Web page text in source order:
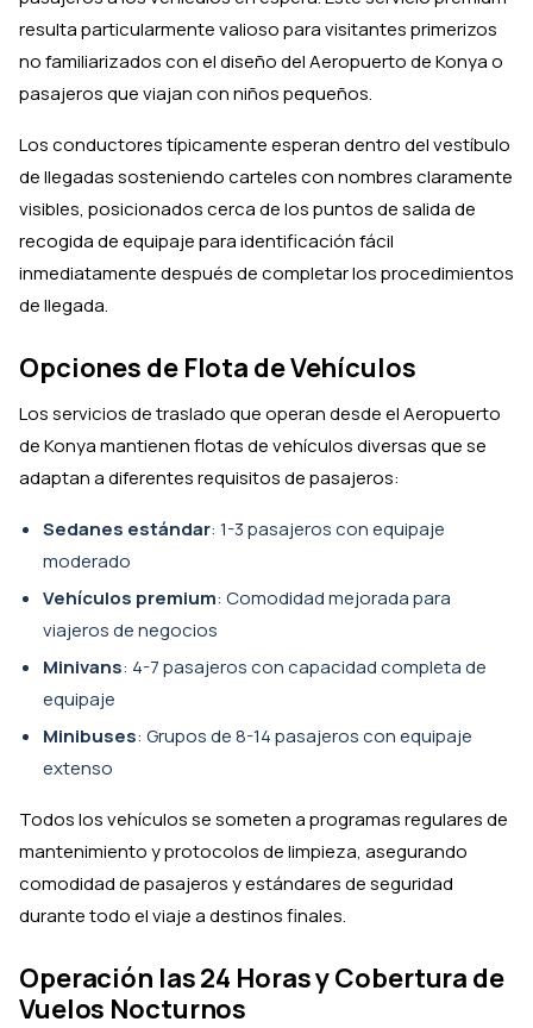
resulta particularmente valioso para visitantes primerizos
no familiarizados con el diseño del Aeropuerto de Konya o
pasajeros que viajan con niños pequeños.
Los conductores típicamente esperan dentro del vestíbulo
de llegadas sosteniendo carteles con nombres claramente
visibles, posicionados cerca de los puntos de salida de
recogida de equipaje para identificación fácil
inmediatamente después de completar los procedimientos
de llegada.
Opciones de Flota de Vehículos
Los servicios de traslado que operan desde el Aeropuerto
de Konya mantienen flotas de vehículos diversas que se
adaptan a diferentes requisitos de pasajeros:
Sedanes estándar: 1-3 pasajeros con equipaje
moderado
Vehículos premium: Comodidad mejorada para
viajeros de negocios
Minivans: 4-7 pasajeros con capacidad completa de
equipaje
Minibuses: Grupos de 8-14 pasajeros con equipaje
extenso
Todos los vehículos se someten a programas regulares de
mantenimiento y protocolos de limpieza, asegurando
comodidad de pasajeros y estándares de seguridad
durante todo el viaje a destinos finales.
Operación las 24 Horas y Cobertura de
Vuelos Nocturnos